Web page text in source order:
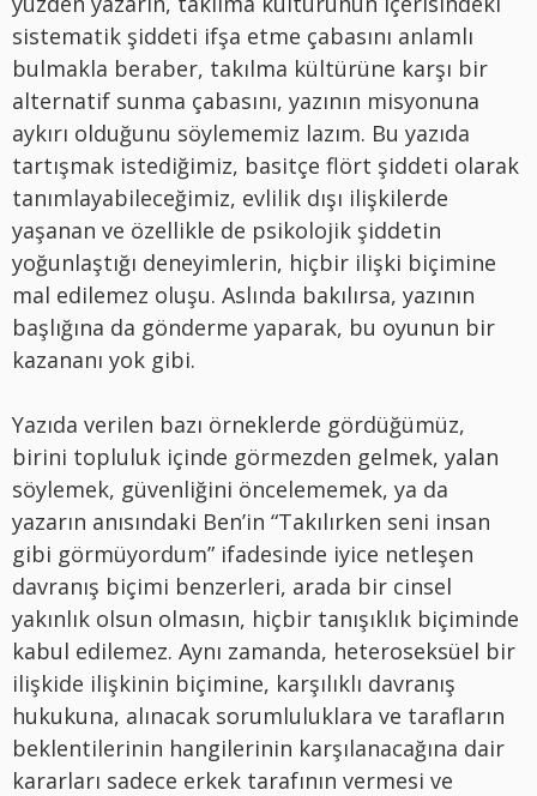
sistematik şiddeti ifşa etme çabasını anlamlı
bulmakla beraber, takılma kültürüne karşı bir
alternatif sunma çabasını, yazının misyonuna
aykırı olduğunu söylememiz lazım. Bu yazıda
tartışmak istediğimiz, basitçe flört şiddeti olarak
tanımlayabileceğimiz, evlilik dışı ilişkilerde
yaşanan ve özellikle de psikolojik şiddetin
yoğunlaştığı deneyimlerin, hiçbir ilişki biçimine
mal edilemez oluşu. Aslında bakılırsa, yazının
başlığına da gönderme yaparak, bu oyunun bir
kazananı yok gibi.
Yazıda verilen bazı örneklerde gördüğümüz,
birini topluluk içinde görmezden gelmek, yalan
söylemek, güvenliğini öncelememek, ya da
yazarın anısındaki Ben’in “Takılırken seni insan
gibi görmüyordum” ifadesinde iyice netleşen
davranış biçimi benzerleri, arada bir cinsel
yakınlık olsun olmasın, hiçbir tanışıklık biçiminde
kabul edilemez. Aynı zamanda, heteroseksüel bir
ilişkide ilişkinin biçimine, karşılıklı davranış
hukukuna, alınacak sorumluluklara ve tarafların
beklentilerinin hangilerinin karşılanacağına dair
kararları sadece erkek tarafının vermesi ve